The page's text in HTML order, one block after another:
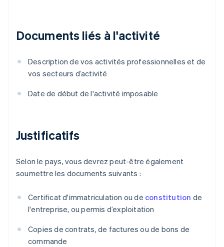
Documents liés à l'activité
Description de vos activités professionnelles et de
vos secteurs d’activité
Date de début de l'activité imposable
Justificatifs
Selon le pays, vous devrez peut-être également
soumettre les documents suivants :
Certificat d'immatriculation ou de constitution de
l'entreprise, ou permis d’exploitation
Copies de contrats, de factures ou de bons de
commande